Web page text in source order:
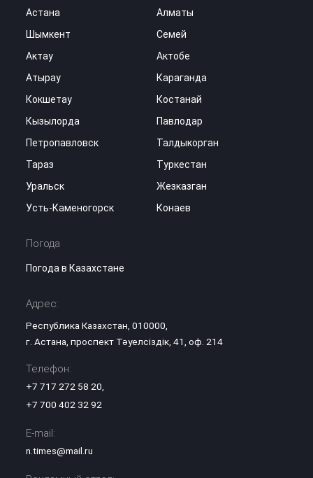
Астана
Алматы
Шымкент
Семей
Актау
Актобе
Атырау
Караганда
Кокшетау
Костанай
Кызылорда
Павлодар
Петропавловск
Талдыкорган
Тараз
Туркестан
Уральск
Жезказган
Усть-Каменогорск
Конаев
Погода
Погода в Казахстане
Адрес:
Республика Казахстан, 010000,
г. Астана, проспект Тәуелсіздік, 41, оф. 214
Телефон:
+7 717 272 58 20,
+7 700 402 32 92
E-mail:
n.times@mail.ru